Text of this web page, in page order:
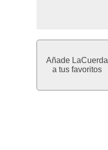
Añade LaCuerda
a tus favoritos